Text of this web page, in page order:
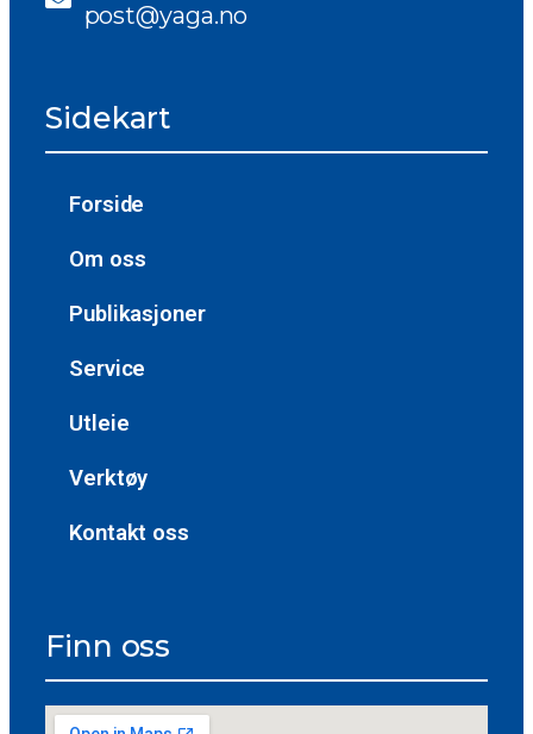
post@yaga.no
Sidekart
Forside
Om oss
Publikasjoner
Service
Utleie
Verktøy
Kontakt oss
Finn oss